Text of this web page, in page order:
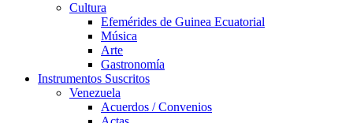
Cultura
Efemérides de Guinea Ecuatorial
Música
Arte
Gastronomía
Instrumentos Suscritos
Venezuela
Acuerdos / Convenios